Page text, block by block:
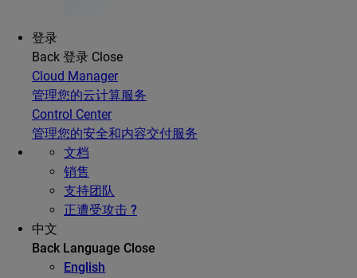
登录
Back 登录 Close
Cloud Manager
管理您的云计算服务
Control Center
管理您的安全和内容交付服务
文档
销售
支持团队
正遭受攻击 ?
中文
Back Language Close
English